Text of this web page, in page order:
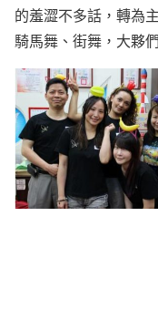
的羞澀不多話，轉為
騎馬舞、街舞，大夥